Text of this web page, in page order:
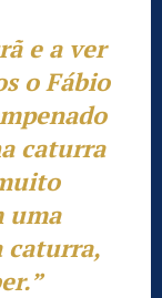
e a ver
o Fábio
caturra
uma
caturra,